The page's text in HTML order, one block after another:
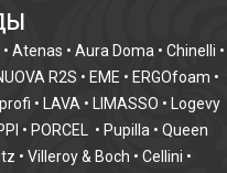
• Atenas • Aura Doma • Chinelli •
R2S • EME • ERGOfoam •
• LAVA • LIMASSO • Logevy
• PORCEL • Pupilla • Queen
• Villeroy & Boch • Cellini •